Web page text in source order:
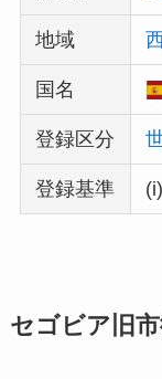
地域
国名
登録区分
登録基準
セゴビア旧